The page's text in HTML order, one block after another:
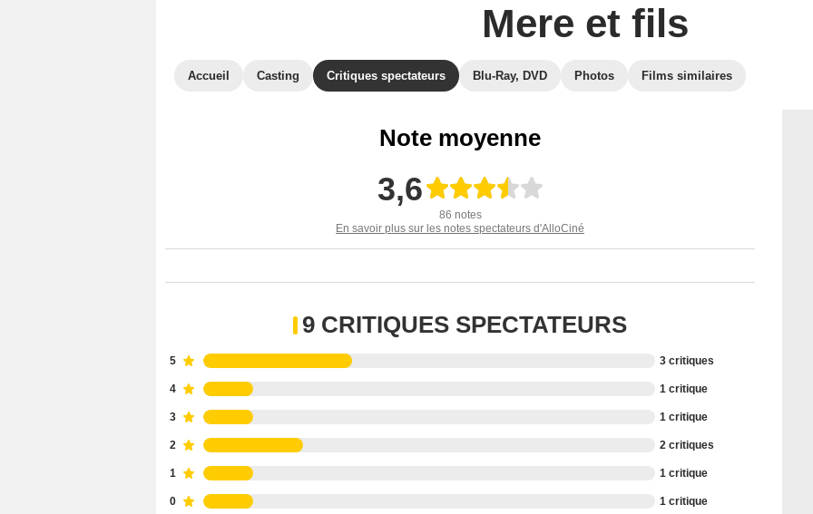
Mere et fils
Accueil Casting Critiques spectateurs Blu-Ray, DVD Photos Films similaires
Note moyenne
3,6
86 notes
En savoir plus sur les notes spectateurs d'AlloCiné
9 CRITIQUES SPECTATEURS
5 3 critiques
4 1 critique
3 1 critique
2 2 critiques
1 1 critique
0 1 critique